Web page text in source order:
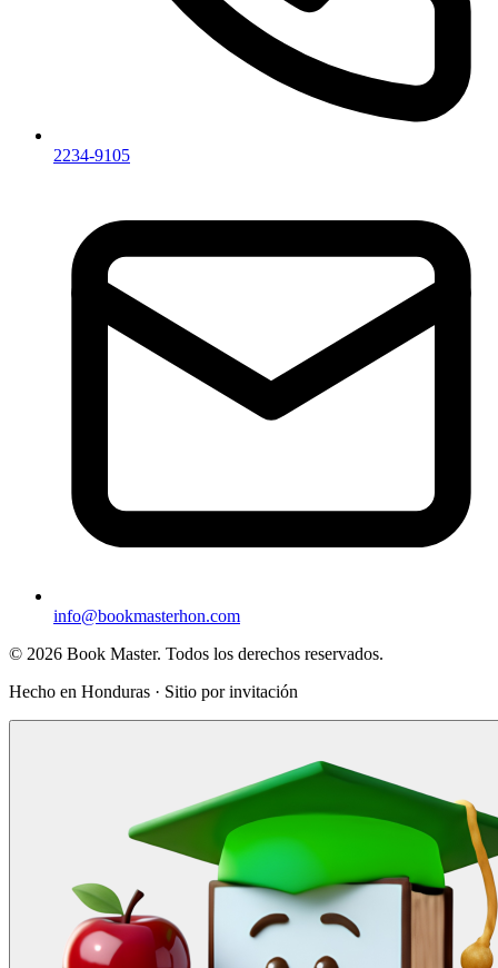
2234-9105
info@bookmasterhon.com
© 2026 Book Master. Todos los derechos reservados.
Hecho en Honduras · Sitio por invitación